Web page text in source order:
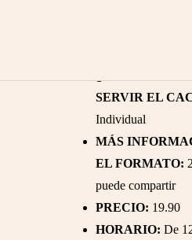
SERVIR EL
Individual
MÁS
EL FORMATO:
puede compartir
PRECIO: 19.90
HORARIO: De